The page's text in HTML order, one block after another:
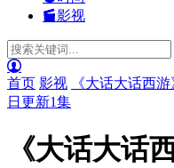
影视
首页 影视
《大话大话西
日更新1集
《大话大话